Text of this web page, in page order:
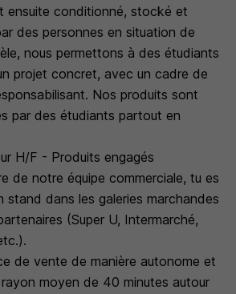
ensuite conditionné, stocké et
des personnes en situation de
nous permettons à des étudiants
projet concret, avec un cadre de
Nos produits sont
par des étudiants partout en
H/F - Produits engagés
de notre équipe commerciale, tu es
stand dans les galeries marchandes
(Super U, Intermarché,
de vente de manière autonome et
moyen de 40 minutes autour